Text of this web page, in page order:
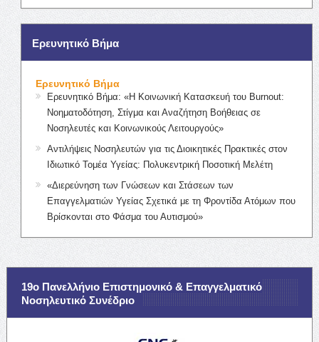
Ερευνητικό Βήμα
Ερευνητικό Βήμα
Ερευνητικό Βήμα: «Η Κοινωνική Κατασκευή του Burnout:
Νοηματοδότηση, Στίγμα και Αναζήτηση Βοήθειας σε
Νοσηλευτές και Κοινωνικούς Λειτουργούς»
Αντιλήψεις Νοσηλευτών για τις Διοικητικές Πρακτικές στον
Ιδιωτικό Τομέα Υγείας: Πολυκεντρική Ποσοτική Μελέτη
«Διερεύνηση των Γνώσεων και Στάσεων των
Επαγγελματιών Υγείας Σχετικά με τη Φροντίδα Ατόμων που
Βρίσκονται στο Φάσμα του Αυτισμού»
19ο Πανελλήνιο Επιστημονικό & Επαγγελματικό
Νοσηλευτικό Συνέδριο